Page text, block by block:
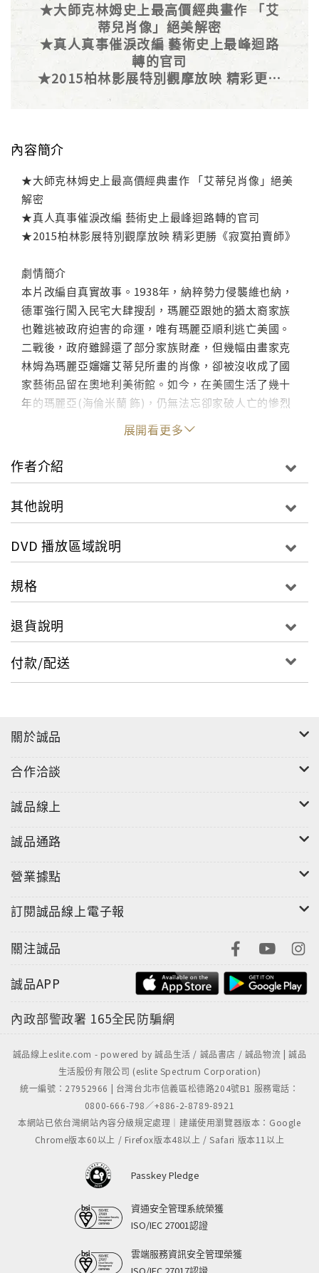
★大師克林姆史上最高價經典畫作 「艾
蒂兒肖像」絕美解密
★真人真事催淚改編 藝術史上最峰迴路
轉的官司
★2015柏林影展特別觀摩放映 精彩更勝
《寂寞拍賣師》
內容簡介
★大師克林姆史上最高價經典畫作 「艾蒂兒肖像」絕美
解密
★真人真事催淚改編 藝術史上最峰迴路轉的官司
★2015柏林影展特別觀摩放映 精彩更勝《寂寞拍賣師》
劇情簡介
本片改編自真實故事。1938年，納粹勢力侵襲維也納，
德軍強行闖入民宅大肆搜刮，瑪麗亞跟她的猶太裔家族
也難逃被政府迫害的命運，唯有瑪麗亞順利逃亡美國。
二戰後，政府雖歸還了部分家族財產，但幾幅由畫家克
林姆為瑪麗亞嬸嬸艾蒂兒所畫的肖像，卻被沒收成了國
家藝術品留在奧地利美術館。如今，在美國生活了幾十
年的瑪麗亞(海倫米蘭 飾)，仍無法忘卻家破人亡的慘烈
記憶，她現在唯一能做的就是將畫作奪回、讓歷史還她
公道，於是她找了一位美國律師(萊恩雷諾斯 飾)，準備
到奧地利對國家美術館提出告訴，一同為遲來的正義奮
鬥到底。
繁體中文 英語發音 2.35:1 NTSC
展開看更多
作者介紹
其他說明
DVD 播放區域說明
規格
退貨說明
付款/配送
關於誠品
合作洽談
誠品線上
誠品通路
營業據點
訂閱誠品線上電子報
關注誠品
誠品APP
內政部警政署 165全民防騙網
誠品線上eslite.com - powered by 誠品生活 / 誠品書店 / 誠品物流 | 誠品
生活股份有限公司 (eslite Spectrum Corporation)
統一編號：27952966 | 台灣台北市信義區松德路204號B1 服務電話：
0800-666-798／+886-2-8789-8921
本網站已依台灣網站內容分級規定處理｜建議使用瀏覽器版本：Google
Chrome版本60以上 / Firefox版本48以上 / Safari 版本11以上
Passkey Pledge
資通安全管理系統榮獲
ISO/IEC 27001認證
雲端服務資訊安全管理榮獲